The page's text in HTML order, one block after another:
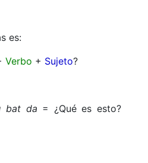
es:
Verbo + Sujeto?
bat da = ¿Qué es esto?